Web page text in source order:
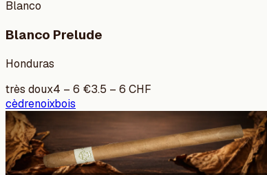
Blanco
Blanco Prelude
Honduras
très doux4 – 6 €3.5 – 6 CHF
cèdrenoixbois